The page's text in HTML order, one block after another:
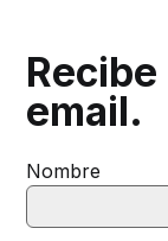
Recibe
email.
Nombre